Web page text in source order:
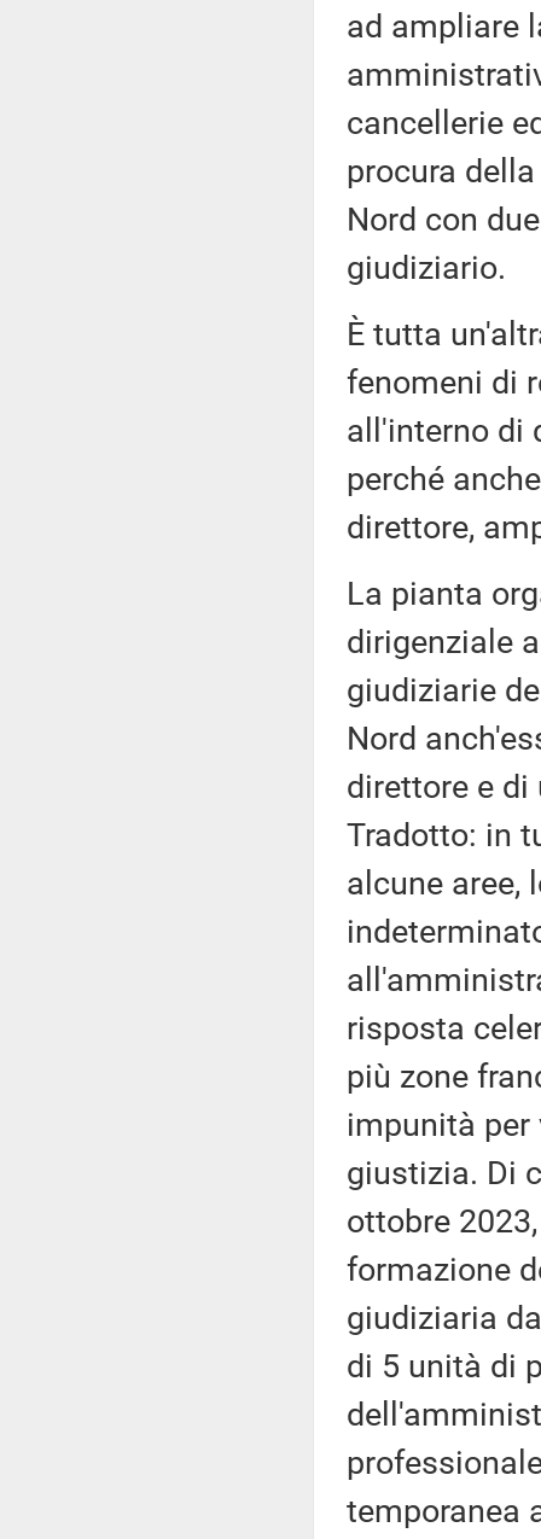
ad ampliare
cancellerie
procura
Nord con
giudiziario.
È tutta
fenomeni di
all'interno di
perché
direttore,
La pianta
dirigenziale
giudiziarie
Nord
direttore e
Tradotto: in
alcune aree,
risposta
più zone
impunità per
giustizia. Di
ottobre
formazione
giudiziaria
di 5 unità di
temporanea